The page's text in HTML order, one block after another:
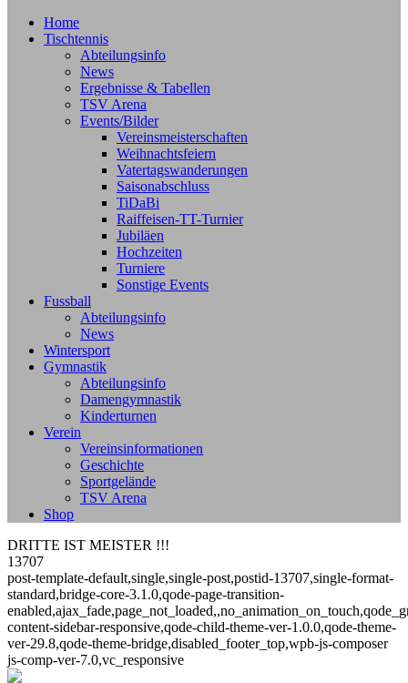
Home
Tischtennis
Abteilungsinfo
News
Ergebnisse & Tabellen
TSV Arena
Events/Bilder
Vereinsmeisterschaften
Weihnachtsfeiern
Vatertagswanderungen
Saisonabschluss
TiDaBi
Raiffeisen-TT-Turnier
Jubiläen
Hochzeiten
Turniere
Sonstige Events
Fussball
Abteilungsinfo
News
Wintersport
Gymnastik
Abteilungsinfo
Damengymnastik
Kinderturnen
Verein
Vereinsinformationen
Geschichte
Sportgelände
TSV Arena
Shop
DRITTE IST MEISTER !!!
13707
post-template-default,single,single-post,postid-13707,single-format-
standard,bridge-core-3.1.0,qode-page-transition-
content-sidebar-responsive,qode-child-theme-ver-1.0.0,qode-theme-
ver-29.8,qode-theme-bridge,disabled_footer_top,wpb-js-composer
js-comp-ver-7.0,vc_responsive